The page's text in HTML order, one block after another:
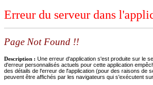
Erreur du serveur dans
Page Not Found !!
Description : Une erreur d'application s'est produite sur le
d'erreur personnalisés actuels pour cette application
des détails de l'erreur de l'application (pour des raisons de
peuvent être affichés par les navigateurs qui s'exécutent